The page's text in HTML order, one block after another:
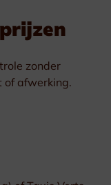
zonder
of afwerking.